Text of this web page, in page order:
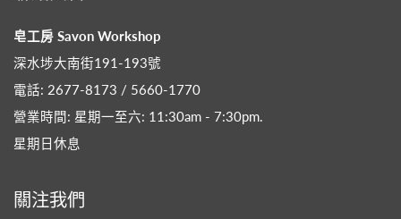
皂工房 Savon Workshop
深水埗大南街191-193號
電話: 2677-8173 / 5660-1770
營業時間: 星期一至六: 11:30am - 7:30pm​.
星期日休息
關注我們